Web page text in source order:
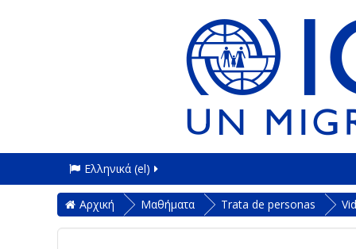
Ελληνικά ‎(el)‎
Αρχική Μαθήματα Trata de personas